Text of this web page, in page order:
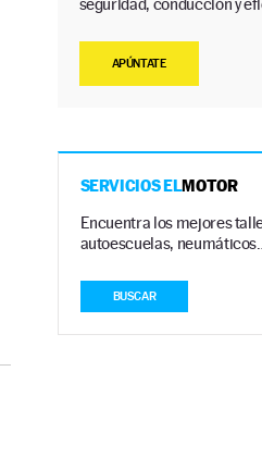
seguridad, conducción y
APÚNTATE
SERVICIOS ELMOTOR
Encuentra los mejores
autoescuelas, neumáticos…
BUSCAR